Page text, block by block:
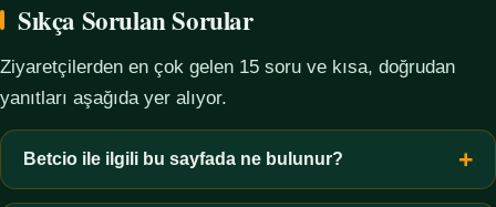
Sıkça Sorulan Sorular
Ziyaretçilerden en çok gelen 15 soru ve kısa, doğrudan
yanıtları aşağıda yer alıyor.
Betcio ile ilgili bu sayfada ne bulunur?
Bu sayfada yalnızca kavramsal bilgi, terim açıklamaları, veri